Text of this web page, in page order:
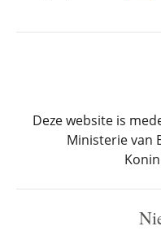
Deze website is
Ministerie van